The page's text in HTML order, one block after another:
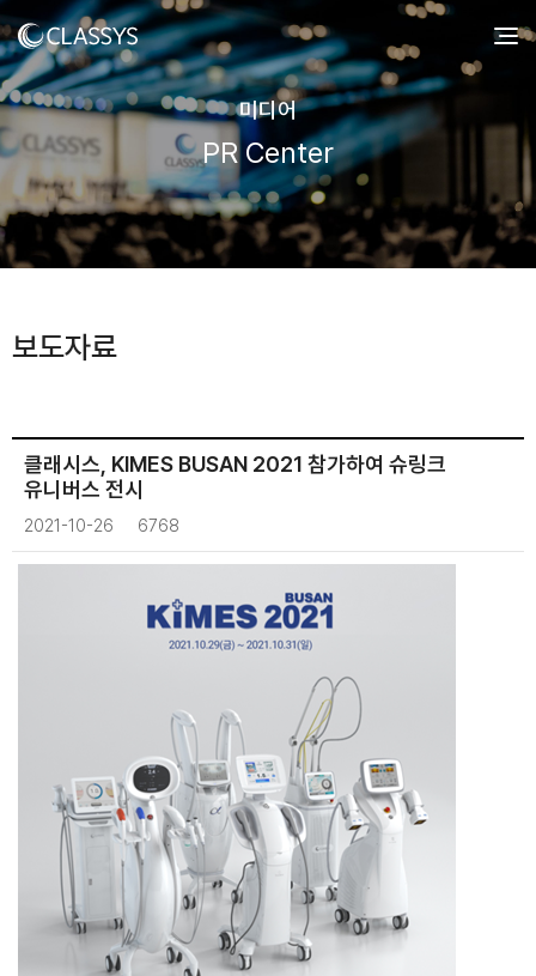
미디어
PR Center
보도자료
클래시스, KIMES BUSAN 2021 참가하여 슈링크
유니버스 전시
2021-10-26 6768